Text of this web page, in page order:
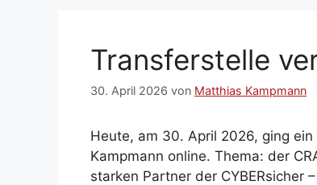
Transferstelle
30. April 2026 von Matthias Kampmann
Heute, am 30. April 2026, ging
Kampmann online. Thema: der
starken Partner der CYBERsicher